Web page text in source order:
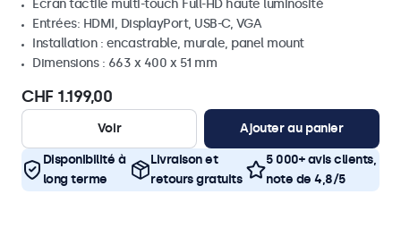
Écran tactile multi-touch Full-HD haute luminosité
Entrées: HDMI, DisplayPort, USB-C, VGA
Installation : encastrable, murale, panel mount
Dimensions : 663 x 400 x 51 mm
CHF 1.199,00
Voir Ajouter au panier
Disponibilité à
long terme
Livraison et
retours gratuits
5 000+ avis clients,
note de 4,8/5